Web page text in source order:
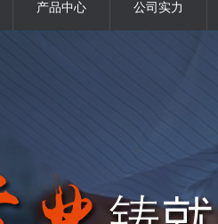
产品中心 公司实力